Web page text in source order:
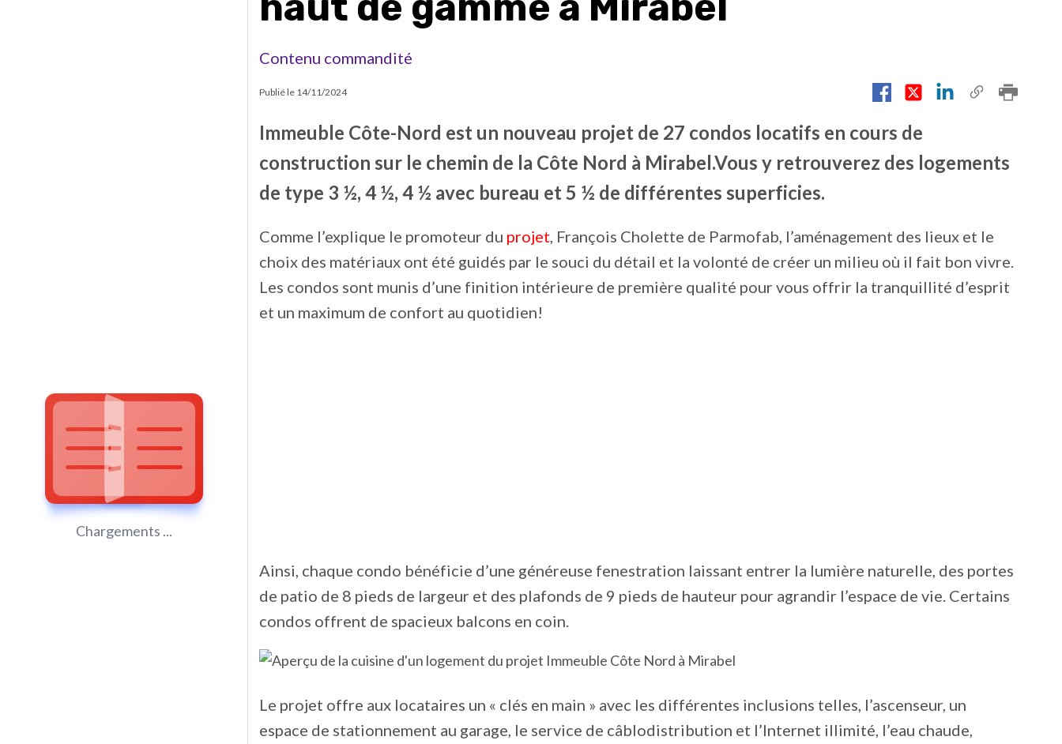
Chargements ...
Contenu commandité
Publié le 14/11/2024
Immeuble Côte-Nord est un nouveau projet de 27 condos locatifs en cours de
construction sur le chemin de la Côte Nord à Mirabel.Vous y retrouverez des logements
de type 3 ½, 4 ½, 4 ½ avec bureau et 5 ½ de différentes superficies.
Comme l’explique le promoteur du projet , François Cholette de Parmofab, l’aménagement des lieux et le
choix des matériaux ont été guidés par le souci du détail et la volonté de créer un milieu où il fait bon vivre.
Les condos sont munis d’une finition intérieure de première qualité pour vous offrir la tranquillité d’esprit
et un maximum de confort au quotidien!
Ainsi, chaque condo bénéficie d’une généreuse fenestration laissant entrer la lumière naturelle, des portes
de patio de 8 pieds de largeur et des plafonds de 9 pieds de hauteur pour agrandir l’espace de vie. Certains
condos offrent de spacieux balcons en coin.
Le projet offre aux locataires un « clés en main » avec les différentes inclusions telles, l’ascenseur, un
espace de stationnement au garage, le service de câblodistribution et l’Internet illimité, l’eau chaude,